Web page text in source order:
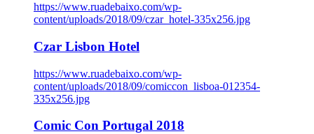
https://www.ruadebaixo.com/wp-
content/uploads/2018/09/czar_hotel-335x256.jpg
Czar Lisbon Hotel
https://www.ruadebaixo.com/wp-
content/uploads/2018/09/comiccon_lisboa-012354-
335x256.jpg
Comic Con Portugal 2018